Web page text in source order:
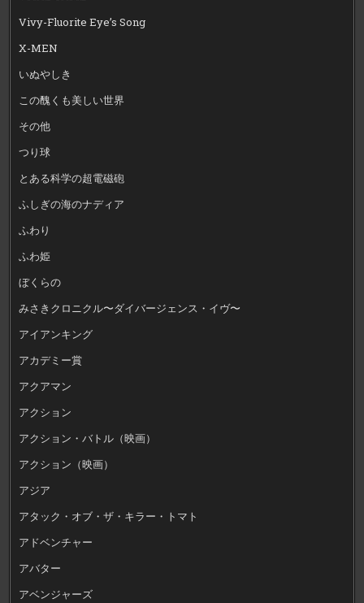
Vivy-Fluorite Eye’s Song
X-MEN
いぬやしき
この醜くも美しい世界
その他
つり球
とある科学の超電磁砲
ふしぎの海のナディア
ふわり
ふわ姫
ぼくらの
みさきクロニクル〜ダイバージェンス・イヴ〜
アイアンキング
アカデミー賞
アクアマン
アクション
アクション・バトル（映画）
アクション（映画）
アジア
アタック・オブ・ザ・キラー・トマト
アドベンチャー
アバター
アベンジャーズ